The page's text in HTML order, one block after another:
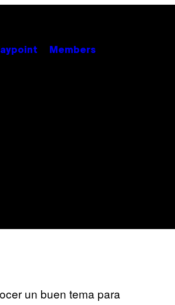
Members
un buen tema para